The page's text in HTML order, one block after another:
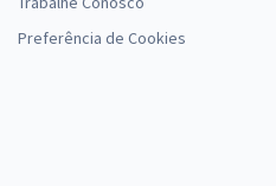
Preferência de Cookies